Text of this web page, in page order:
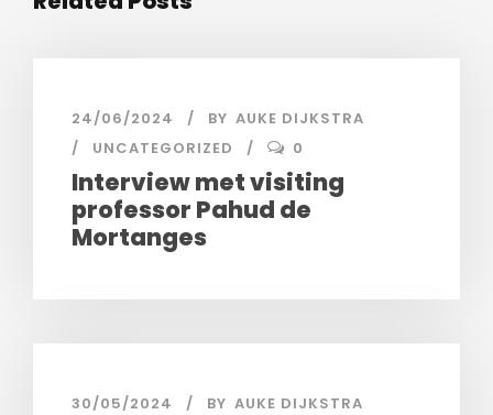
24/06/2024 BY AUKE DIJKSTRA
UNCATEGORIZED
0
Interview met visiting
professor Pahud de
Mortanges
30/05/2024 BY AUKE DIJKSTRA